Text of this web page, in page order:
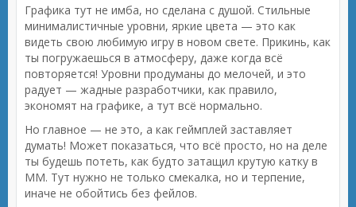
Графика тут не имба, но сделана с душой. Стильные
минималистичные уровни, яркие цвета — это как
видеть свою любимую игру в новом свете. Прикинь, как
ты погружаешься в атмосферу, даже когда всё
повторяется! Уровни продуманы до мелочей, и это
радует — жадные разработчики, как правило,
экономят на графике, а тут всё нормально.
Но главное — не это, а как геймплей заставляет
думать! Может показаться, что всё просто, но на деле
ты будешь потеть, как будто затащил крутую катку в
ММ. Тут нужно не только смекалка, но и терпение,
иначе не обойтись без фейлов.